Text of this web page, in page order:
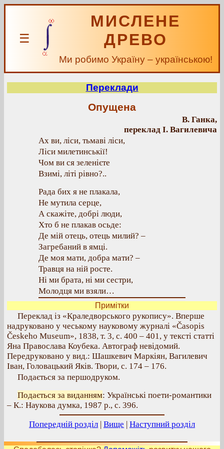
☰
МИСЛЕНЕ
ДРЕВО
Ми робимо Україну – українською!
Переклади
Опущена
В. Ганка,
переклад І. Вагилевича
Ах ви, ліси, тьмаві ліси,
Ліси милетинськії!
Чом ви ся зеленієте
Взимі, літі рівно?..
Рада бих я не плакала,
Не мутила серце,
А скажіте, добрі люди,
Хто б не плакав осьде:
Де мій отець, отець милий? –
Загребаний в ямці.
Де моя мати, добра мати? –
Травця на ній росте.
Ні ми брата, ні ми сестри,
Молодця ми взяли…
Примітки
Переклад із «Краледворського рукопису». Вперше
надруковано у чеському науковому журналі «Časopis
Českeho Museum», 1838, т. 3, с. 400 – 401, у тексті статті
Яна Православа Коубека. Автограф невідомий.
Передруковано у вид.: Шашкевич Маркіян, Вагилевич
Іван, Головацький Яків. Твори, с. 174 – 176.
Подається за першодруком.
Подається за виданням: Українські поети-романтики
– К.: Наукова думка, 1987 р., с. 396.
Попередній розділ | Вище | Наступний розділ